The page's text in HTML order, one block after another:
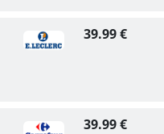
39.99 €
39.99 €